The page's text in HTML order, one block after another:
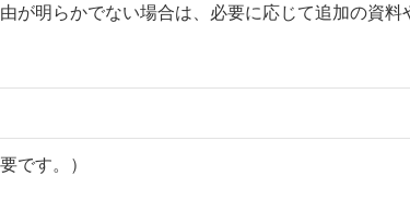
が明らかでない場合は、必要に応じて追加の資料
です。）